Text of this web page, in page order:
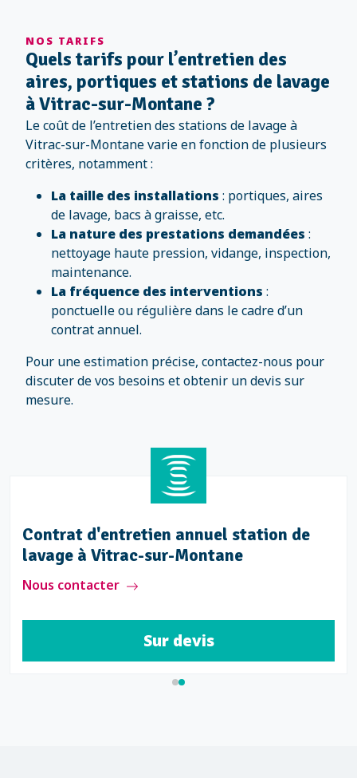
NOS TARIFS
Quels tarifs pour l’entretien des
aires, portiques et stations de lavage
à Vitrac-sur-Montane ?
Le coût de l’entretien des stations de lavage à
Vitrac-sur-Montane varie en fonction de plusieurs
critères, notamment :
La taille des installations : portiques, aires
de lavage, bacs à graisse, etc.
La nature des prestations demandées :
nettoyage haute pression, vidange, inspection,
maintenance.
La fréquence des interventions :
ponctuelle ou régulière dans le cadre d’un
contrat annuel.
Pour une estimation précise, contactez-nous pour
discuter de vos besoins et obtenir un devis sur
mesure.
Contrat d'entretien annuel station de
lavage à Vitrac-sur-Montane
Nous contacter
Sur devis